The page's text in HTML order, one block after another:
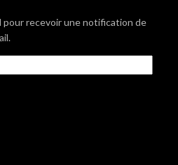
pour recevoir une notification de